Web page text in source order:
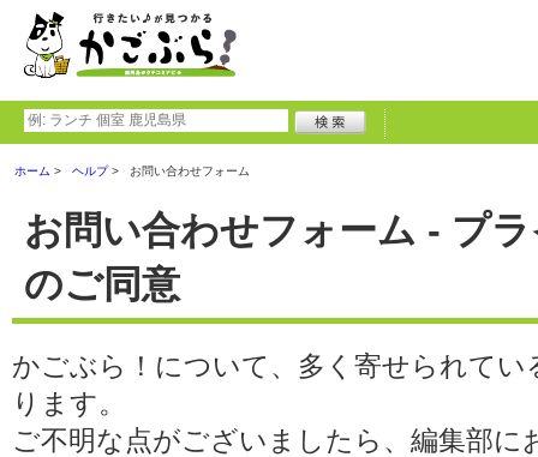
ホーム ヘルプ お問い合わせフォーム
お問い合わせフォーム - プ
のご同意
かごぶら！について、多く寄せられてい
ります。
ご不明な点がございましたら、編集部